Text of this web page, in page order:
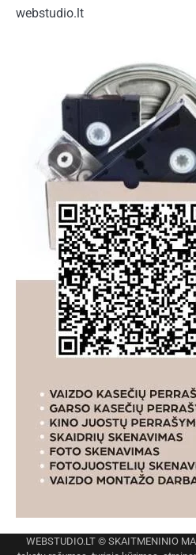
webstudio.lt
WEBSTUDIO.LT © SKAITMENINIO